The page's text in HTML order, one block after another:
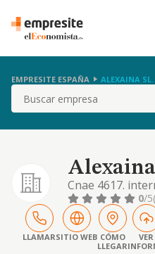
EMPRESITE ESPAÑA ALEXAINA SL.
Buscar
Cnae 4617.
productos
comercio al por
0/5
LLAMARSITIO WEB CÓMO
LLEGAR
VER